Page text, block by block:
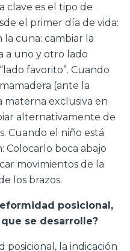
clave es el tipo de
el primer día de vida:
cuna: cambiar la
a uno y otro lado
favorito”. Cuando
(ante la
materna exclusiva en
alternativamente de
Cuando el niño está
Colocarlo boca abajo
movimientos de la
los brazos.
posicional,
se desarrolle?
posicional, la indicación